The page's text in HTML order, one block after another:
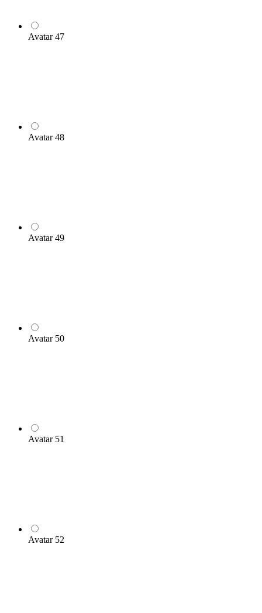
Avatar 47
Avatar 48
Avatar 49
Avatar 50
Avatar 51
Avatar 52